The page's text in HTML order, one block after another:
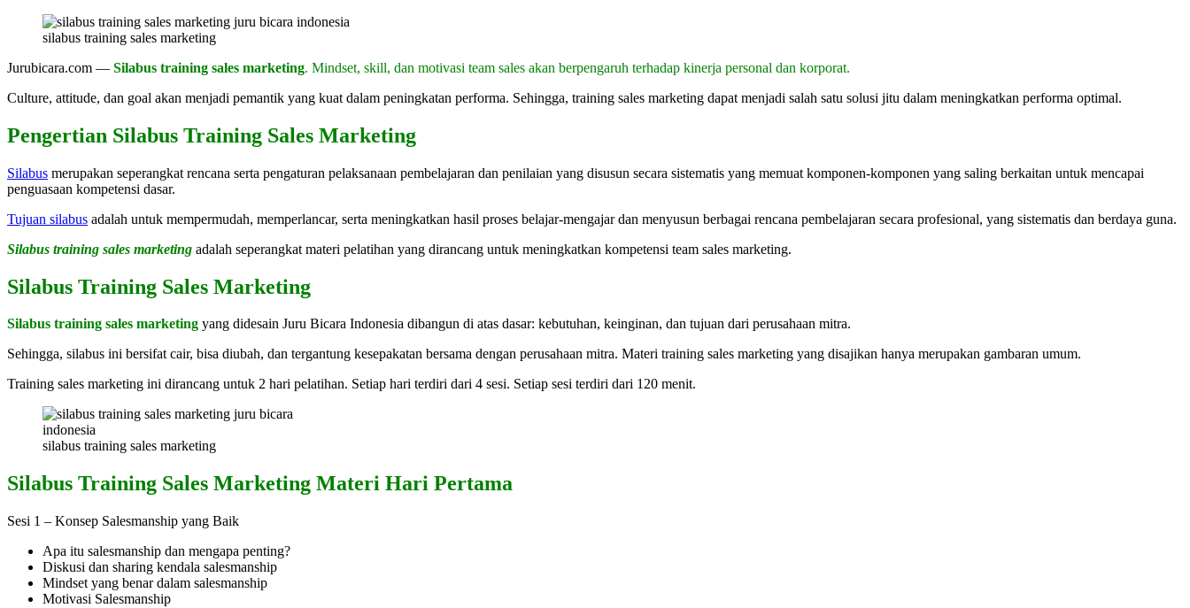
silabus training sales marketing
Jurubicara.com — Silabus training sales marketing. Mindset, skill, dan motivasi team sales akan berpengaruh terhadap kinerja personal dan korporat.
Culture, attitude, dan goal akan menjadi pemantik yang kuat dalam peningkatan performa. Sehingga, training sales marketing dapat menjadi salah satu solusi jitu dalam meningkatkan performa optimal.
Pengertian Silabus Training Sales Marketing
Silabus merupakan seperangkat rencana serta pengaturan pelaksanaan pembelajaran dan penilaian yang disusun secara sistematis yang memuat komponen-komponen yang saling berkaitan untuk mencapai
penguasaan kompetensi dasar.
Tujuan silabus adalah untuk mempermudah, memperlancar, serta meningkatkan hasil proses belajar-mengajar dan menyusun berbagai rencana pembelajaran secara profesional, yang sistematis dan berdaya guna.
Silabus training sales marketing adalah seperangkat materi pelatihan yang dirancang untuk meningkatkan kompetensi team sales marketing.
Silabus Training Sales Marketing
Silabus training sales marketing yang didesain Juru Bicara Indonesia dibangun di atas dasar: kebutuhan, keinginan, dan tujuan dari perusahaan mitra.
Sehingga, silabus ini bersifat cair, bisa diubah, dan tergantung kesepakatan bersama dengan perusahaan mitra. Materi training sales marketing yang disajikan hanya merupakan gambaran umum.
Training sales marketing ini dirancang untuk 2 hari pelatihan. Setiap hari terdiri dari 4 sesi. Setiap sesi terdiri dari 120 menit.
silabus training sales marketing
Silabus Training Sales Marketing Materi Hari Pertama
Sesi 1 – Konsep Salesmanship yang Baik
Apa itu salesmanship dan mengapa penting?
Diskusi dan sharing kendala salesmanship
Mindset yang benar dalam salesmanship
Motivasi Salesmanship